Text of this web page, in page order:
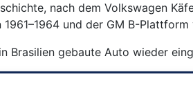
nach dem Volkswagen
und der GM B-Plattform
Brasilien gebaute Auto wieder